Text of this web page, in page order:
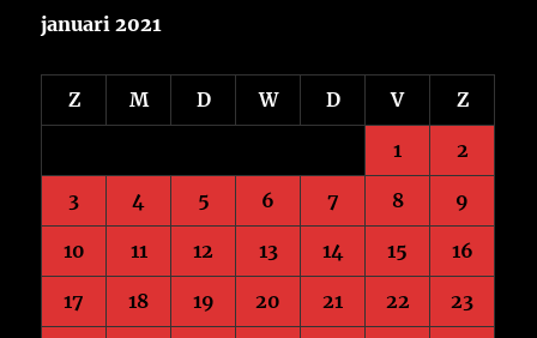
januari 2021
Z M D W D V Z
1 2
3 4 5 6 7 8 9
10 11 12 13 14 15 16
17 18 19 20 21 22 23